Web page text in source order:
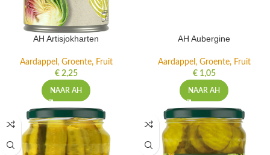
AH Artisjokharten
Aardappel, Groente, Fruit
€2,25
NAAR AH
AH Aubergine
Aardappel, Groente, Fruit
€1,05
NAAR AH